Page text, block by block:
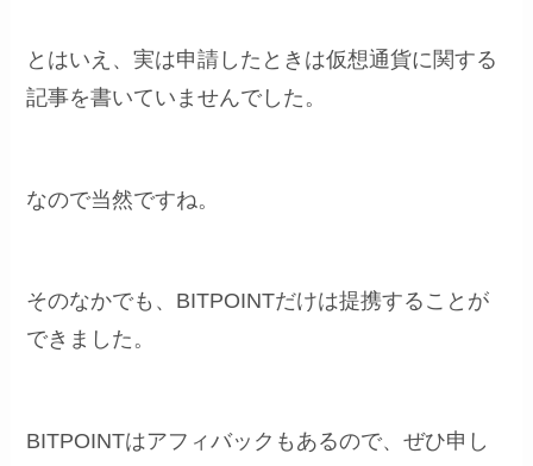
とはいえ、実は申請したときは仮想通貨に関する
記事を書いていませんでした。
なので当然ですね。
そのなかでも、BITPOINTだけは提携することが
できました。
BITPOINTはアフィバックもあるので、ぜひ申し